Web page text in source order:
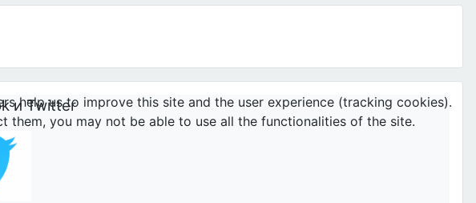
и Twitter
help us to improve this site and the user experience (tracking cookies).
you may not be able to use all the functionalities of the site.